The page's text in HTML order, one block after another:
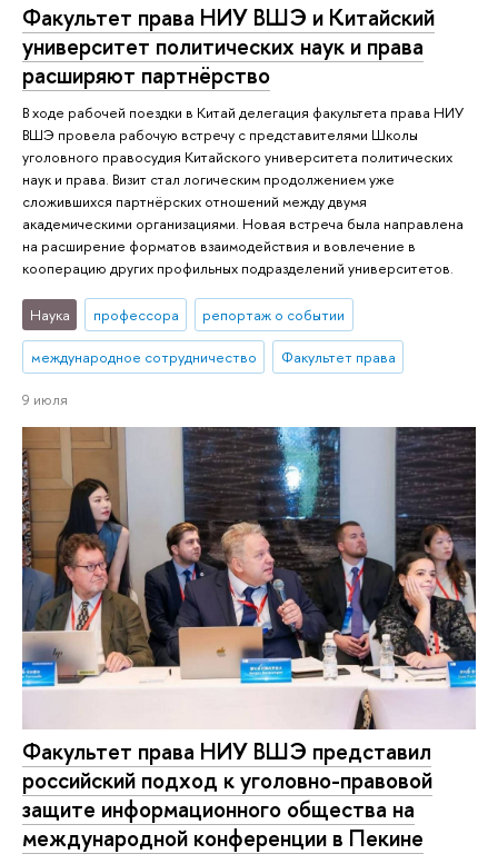
Факультет права НИУ ВШЭ и Китайский
университет политических наук и права
расширяют партнёрство
В ходе рабочей поездки в Китай делегация факультета права НИУ
ВШЭ провела рабочую встречу с представителями Школы
уголовного правосудия Китайского университета политических
наук и права. Визит стал логическим продолжением уже
сложившихся партнёрских отношений между двумя
академическими организациями. Новая встреча была направлена
на расширение форматов взаимодействия и вовлечение в
кооперацию других профильных подразделений университетов.
Наука профессора репортаж о событии
международное сотрудничество Факультет права
9 июля
Факультет права НИУ ВШЭ представил
российский подход к уголовно-правовой
защите информационного общества на
международной конференции в Пекине